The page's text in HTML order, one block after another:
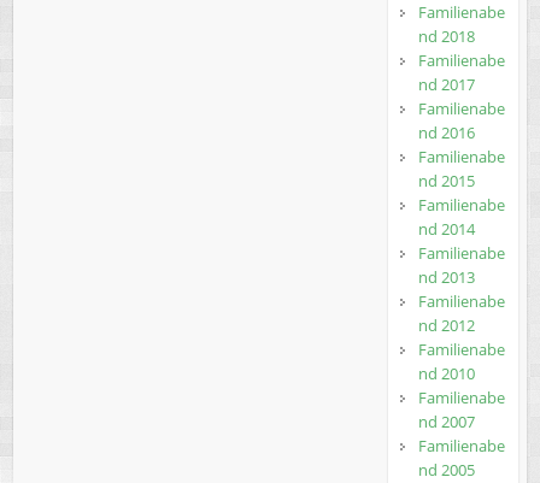
Familienabe
nd 2018
Familienabe
nd 2017
Familienabe
nd 2016
Familienabe
nd 2015
Familienabe
nd 2014
Familienabe
nd 2013
Familienabe
nd 2012
Familienabe
nd 2010
Familienabe
nd 2007
Familienabe
nd 2005